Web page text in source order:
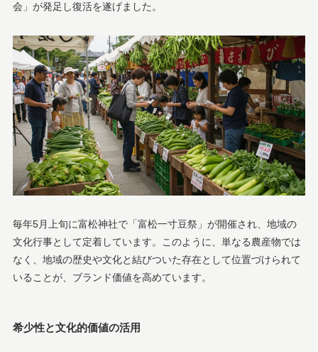
会」が発足し復活を遂げました。
毎年5月上旬に富松神社で「富松一寸豆祭」が開催され、地域の
文化行事として定着しています。このように、単なる農産物では
なく、地域の歴史や文化と結びついた存在として位置づけられて
いることが、ブランド価値を高めています。
希少性と文化的価値の活用